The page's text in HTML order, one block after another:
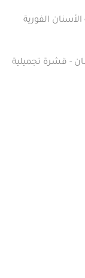
الفورية
- قشرة تجميلية